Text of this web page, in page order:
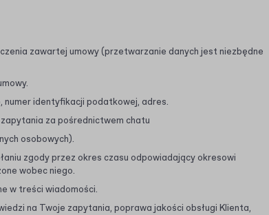
zawartej umowy (przetwarzanie danych jest niezbędne
numer identyfikacji podatkowej, adres.
za pośrednictwem chatu
osobowych).
zgody przez okres czasu odpowiadający okresowi
wobec niego.
w treści wiadomości.
na Twoje zapytania, poprawa jakości obsługi Klienta,